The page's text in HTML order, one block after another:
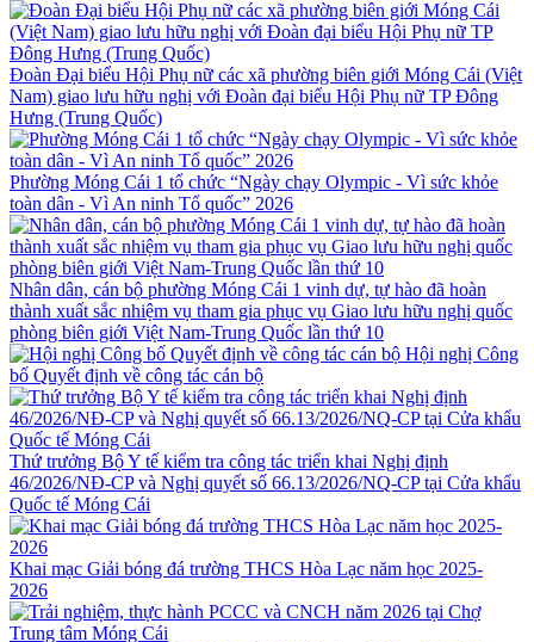
Đoàn Đại biểu Hội Phụ nữ các xã phường biên giới Móng Cái (Việt
Nam) giao lưu hữu nghị với Đoàn đại biểu Hội Phụ nữ TP Đông
Hưng (Trung Quốc)
Phường Móng Cái 1 tổ chức “Ngày chạy Olympic - Vì sức khỏe
toàn dân - Vì An ninh Tổ quốc” 2026
Nhân dân, cán bộ phường Móng Cái 1 vinh dự, tự hào đã hoàn
thành xuất sắc nhiệm vụ tham gia phục vụ Giao lưu hữu nghị quốc
phòng biên giới Việt Nam-Trung Quốc lần thứ 10
Hội nghị Công
bố Quyết định về công tác cán bộ
Thứ trưởng Bộ Y tế kiểm tra công tác triển khai Nghị định
46/2026/NĐ-CP và Nghị quyết số 66.13/2026/NQ-CP tại Cửa khẩu
Quốc tế Móng Cái
Khai mạc Giải bóng đá trường THCS Hòa Lạc năm học 2025-
2026